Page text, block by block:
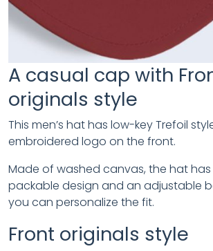
A casual cap with
originals style
This men’s hat has low-key Trefoil
embroidered logo on the front.
Made of washed canvas, the hat
packable design and an adjustable
you can personalize the fit.
Front originals style